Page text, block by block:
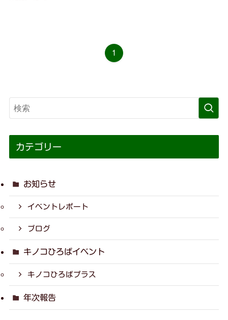
1
カテゴリー
お知らせ
イベントレポート
ブログ
キノコひろばイベント
キノコひろばプラス
年次報告